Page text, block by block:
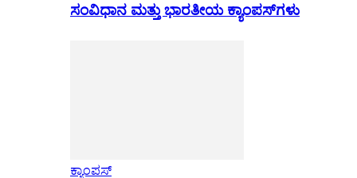
ಸಂವಿಧಾನ ಮತ್ತು ಭಾರತೀಯ ಕ್ಯಾಂಪಸ್‌ಗಳು
ಕ್ಯಾಂಪಸ್